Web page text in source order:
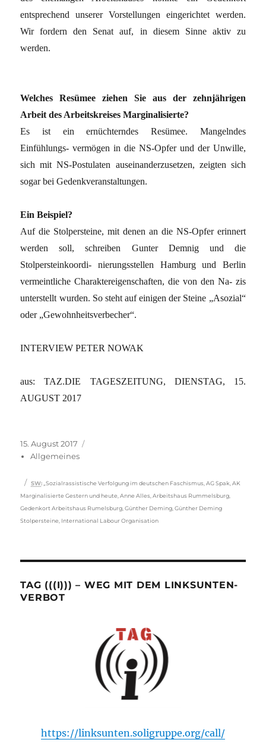
entsprechend unserer Vorstellungen eingerichtet werden.
Wir fordern den Senat auf, in diesem Sinne aktiv zu
werden.
Welches Resümee ziehen Sie aus der zehnjährigen
Arbeit des Arbeitskreises Marginalisierte?
Es ist ein ernüchterndes Resümee. Mangelndes
Einfühlungs- vermögen in die NS-Opfer und der Unwille,
sich mit NS-Postulaten auseinanderzusetzen, zeigten sich
sogar bei Gedenkveranstaltungen.
Ein Beispiel?
Auf die Stolpersteine, mit denen an die NS-Opfer erinnert
werden soll, schreiben Gunter Demnig und die
Stolpersteinkoordi- nierungsstellen Hamburg und Berlin
vermeintliche Charaktereigenschaften, die von den Na- zis
unterstellt wurden. So steht auf einigen der Steine „Asozial“
oder „Gewohnheitsverbecher“.
INTERVIEW PETER NOWAK
aus: TAZ.DIE TAGESZEITUNG, DIENSTAG, 15.
AUGUST 2017
Veröffentlicht
am
15. August 2017
Allgemeines
Schlagwörter
SW: „Sozialrassis­tische Ver­folgung im deutschen Faschis­mus ,AG Spak ,AK
Marginalisierte Gestern und heute ,Anne Alles ,Arbeitshaus Rummelsburg
Gedenkort Arbeitshaus Rumelsburg ,Günther Deming ,Günther Deming
Stolpersteine International Labour Organisation
TAG (((I))) – WEG MIT DEM LINKSUNTEN-
VERBOT
https://linksunten.soligruppe.org/call/